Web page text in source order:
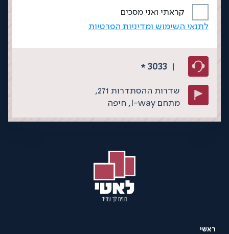
קראתי ואני מסכים
לתנאי השימוש ומדיניות הפרטיות
3033
*
שדרות ההסתדרות 271,
מתחם I-way,
חיפה
ראשי